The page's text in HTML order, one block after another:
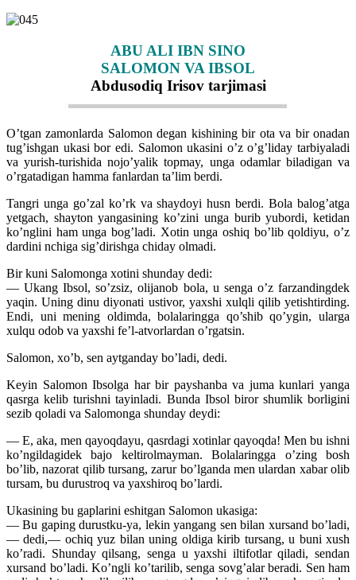
ABU ALI IBN SINO
SALOMON VA IBSOL
Abdusodiq Irisov tarjimasi
O’tgan zamonlarda Salomon degan kishining bir ota va bir onadan
tug’ishgan ukasi bor edi. Salomon ukasini o’z o’g’liday tarbiyaladi
va yurish-turishida nojo’yalik topmay, unga odamlar biladigan va
o’rgatadigan hamma fanlardan ta’lim berdi.
Tangri unga go’zal ko’rk va shaydoyi husn berdi. Bola balog’atga
yetgach, shayton yangasining ko’zini unga burib yubordi, ketidan
ko’nglini ham unga bog’ladi. Xotin unga oshiq bo’lib qoldiyu, o’z
dardini nchiga sig’dirishga chiday olmadi.
Bir kuni Salomonga xotini shunday dedi:
— Ukang Ibsol, so’zsiz, olijanob bola, u senga o’z farzandingdek
yaqin. Uning dinu diyonati ustivor, yaxshi xulqli qilib yetishtirding.
Endi, uni mening oldimda, bolalaringga qo’shib qo’ygin, ularga
xulqu odob va yaxshi fe’l-atvorlardan o’rgatsin.
Salomon, xo’b, sen aytganday bo’ladi, dedi.
Keyin Salomon Ibsolga har bir payshanba va juma kunlari yanga
qasrga kelib turishni tayinladi. Bunda Ibsol biror shumlik borligini
sezib qoladi va Salomonga shunday deydi:
— E, aka, men qayoqdayu, qasrdagi xotinlar qayoqda! Men bu ishni
ko’ngildagidek bajo keltirolmayman. Bolalaringga o’zing bosh
bo’lib, nazorat qilib tursang, zarur bo’lganda men ulardan xabar olib
tursam, bu durustroq va yaxshiroq bo’lardi.
Ukasining bu gaplarini eshitgan Salomon ukasiga:
— Bu gaping durustku-ya, lekin yangang sen bilan xursand bo’ladi,
— dedi,— ochiq yuz bilan uning oldiga kirib tursang, u buni xush
ko’radi. Shunday qilsang, senga u yaxshi iltifotlar qiladi, sendan
xursand bo’ladi. Ko’ngli ko’tarilib, senga sovg’alar beradi. Sen ham